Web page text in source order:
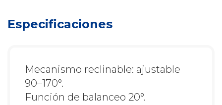
Especificaciones
Mecanismo reclinable: ajustable
90–170°.
Función de balanceo 20°.